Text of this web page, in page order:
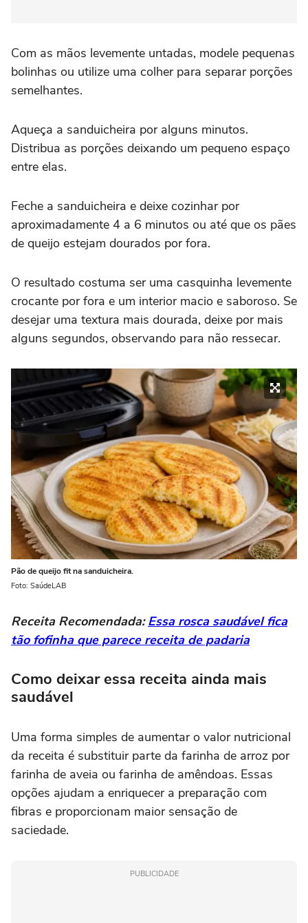
Com as mãos levemente untadas, modele pequenas
bolinhas ou utilize uma colher para separar porções
semelhantes.
Aqueça a sanduicheira por alguns minutos.
Distribua as porções deixando um pequeno espaço
entre elas.
Feche a sanduicheira e deixe cozinhar por
aproximadamente 4 a 6 minutos ou até que os pães
de queijo estejam dourados por fora.
O resultado costuma ser uma casquinha levemente
crocante por fora e um interior macio e saboroso. Se
desejar uma textura mais dourada, deixe por mais
alguns segundos, observando para não ressecar.
Pão de queijo fit na sanduicheira.
Foto: SaúdeLAB
Receita Recomendada:Essa rosca saudável fica
tão fofinha que parece receita de padaria
Como deixar essa receita ainda mais
saudável
Uma forma simples de aumentar o valor nutricional
da receita é substituir parte da farinha de arroz por
farinha de aveia ou farinha de amêndoas. Essas
opções ajudam a enriquecer a preparação com
fibras e proporcionam maior sensação de
saciedade.
PUBLICIDADE